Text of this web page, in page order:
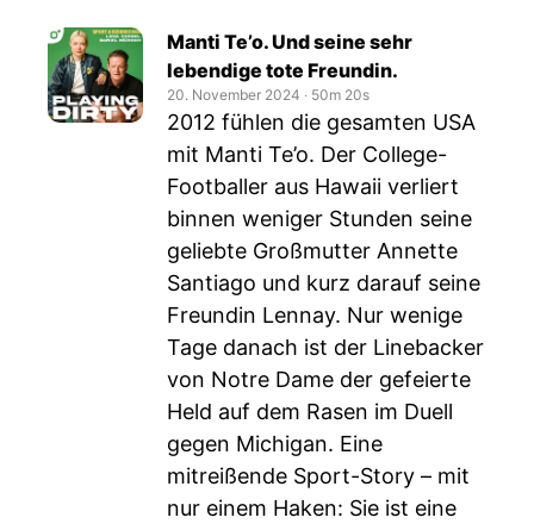
Manti Te’o. Und seine sehr
lebendige tote Freundin.
20. November 2024 ‧ 50m 20s
2012 fühlen die gesamten USA
mit Manti Te’o. Der College-
Footballer aus Hawaii verliert
binnen weniger Stunden seine
geliebte Großmutter Annette
Santiago und kurz darauf seine
Freundin Lennay. Nur wenige
Tage danach ist der Linebacker
von Notre Dame der gefeierte
Held auf dem Rasen im Duell
gegen Michigan. Eine
mitreißende Sport-Story – mit
nur einem Haken: Sie ist eine